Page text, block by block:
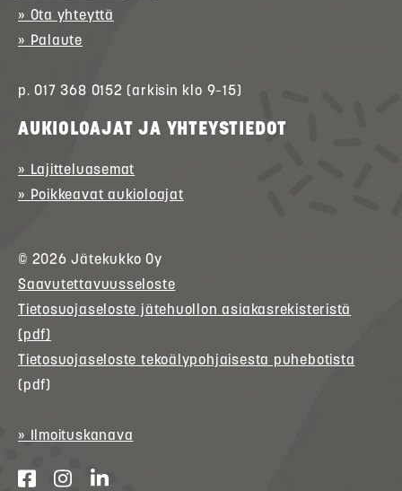
» Ota yhteyttä
» Palaute
p. 017 368 0152 (arkisin klo 9–15)
AUKIOLOAJAT JA YHTEYSTIEDOT
» Lajitteluasemat
» Poikkeavat aukioloajat
© 2026Jätekukko Oy
Saavutettavuusseloste
Tietosuojaseloste jätehuollon asiakasrekisteristä
(pdf)
Tietosuojaseloste tekoälypohjaisesta puhebotista
(pdf)
» Ilmoituskanava